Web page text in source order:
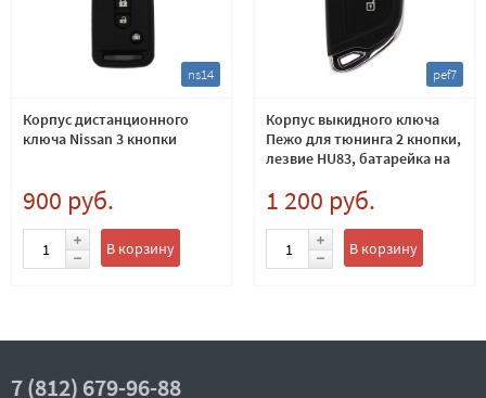
ns14
Корпус дистанционного
ключа Nissan 3 кнопки
900 руб.
В корзину
pef7
Корпус выкидного ключа
Пежо для тюнинга 2 кнопки,
лезвие HU83, батарейка на
1 200 руб.
В корзину
7 (812) 679-96-88